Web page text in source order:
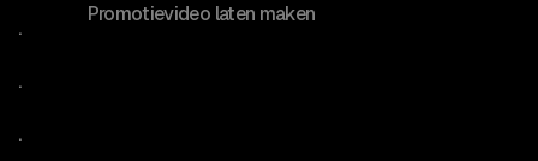
.
.
.
Promotievideo laten maken